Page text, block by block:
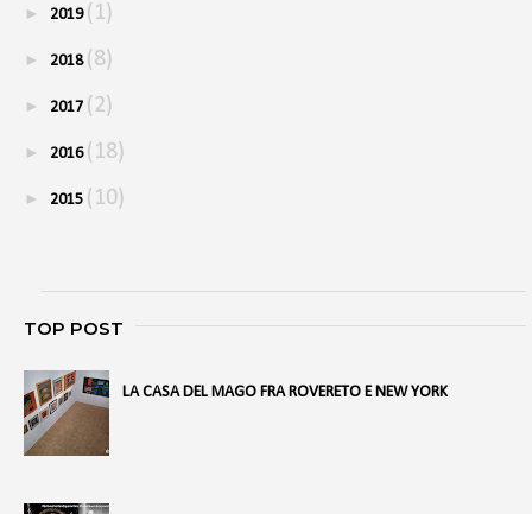
► 2019 (1)
► 2018 (8)
► 2017 (2)
► 2016 (18)
► 2015 (10)
TOP POST
LA CASA DEL MAGO FRA ROVERETO E NEW YORK